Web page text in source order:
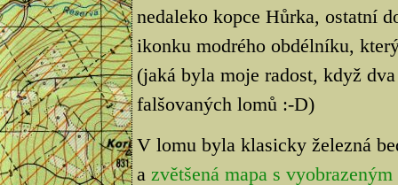
nedaleko kopce Hůrka, ostatní
ikonku modrého obdélníku,
(jaká byla moje radost, když
falšovaných lomů :-D)
V lomu byla klasicky železná
a zvětšená mapa s